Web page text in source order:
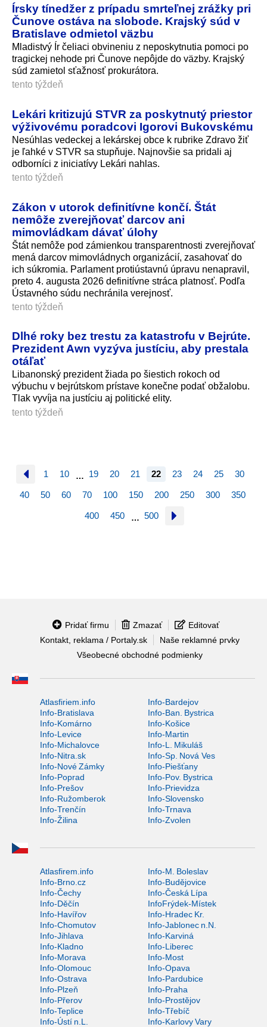
Írsky tínedžer z prípadu smrteľnej zrážky pri
Čunove ostáva na slobode. Krajský súd v
Bratislave odmietol väzbu
Mladistvý Ír čeliaci obvineniu z neposkytnutia pomoci po
tragickej nehode pri Čunove nepôjde do väzby. Krajský
súd zamietol sťažnosť prokurátora.
tento týždeň
Lekári kritizujú STVR za poskytnutý priestor
výživovému poradcovi Igorovi Bukovskému
Nesúhlas vedeckej a lekárskej obce k rubrike Zdravo žiť
je ľahké v STVR sa stupňuje. Najnovšie sa pridali aj
odborníci z iniciatívy Lekári nahlas.
tento týždeň
Zákon v utorok definitívne končí. Štát
nemôže zverejňovať darcov ani
mimovládkam dávať úlohy
Štát nemôže pod zámienkou transparentnosti zverejňovať
mená darcov mimovládnych organizácií, zasahovať do
ich súkromia. Parlament protiústavnú úpravu nenapravil,
preto 4. augusta 2026 definitívne stráca platnosť. Podľa
Ústavného súdu nechránila verejnosť.
tento týždeň
Dlhé roky bez trestu za katastrofu v Bejrúte.
Prezident Awn vyzýva justíciu, aby prestala
otáľať
Libanonský prezident žiada po šiestich rokoch od
výbuchu v bejrútskom prístave konečne podať obžalobu.
Tlak vyvíja na justíciu aj politické elity.
tento týždeň
1 10 … 19 20 21 22 23 24 25 30
40 50 60 70 100 150 200 250 300 350
400 450 … 500
Pridať firmu Zmazať
Editovať
Kontakt, reklama / Portaly.sk
Naše reklamné prvky
Všeobecné obchodné podmienky
Atlasfiriem.info
Info-Bardejov
Info-Bratislava
Info-Ban. Bystrica
Info-Komárno
Info-Košice
Info-Levice
Info-Martin
Info-Michalovce
Info-L. Mikuláš
Info-Nitra.sk
Info-Sp. Nová Ves
Info-Nové Zámky
Info-Piešťany
Info-Poprad
Info-Pov. Bystrica
Info-Prešov
Info-Prievidza
Info-Ružomberok
Info-Slovensko
Info-Trenčín
Info-Trnava
Info-Žilina
Info-Zvolen
Atlasfirem.info
Info-M. Boleslav
Info-Brno.cz
Info-Budějovice
Info-Čechy
Info-Česká Lípa
Info-Děčín
InfoFrýdek-Místek
Info-Havířov
Info-Hradec Kr.
Info-Chomutov
Info-Jablonec n.N.
Info-Jihlava
Info-Karviná
Info-Kladno
Info-Liberec
Info-Morava
Info-Most
Info-Olomouc
Info-Opava
Info-Ostrava
Info-Pardubice
Info-Plzeň
Info-Praha
Info-Přerov
Info-Prostějov
Info-Teplice
Info-Třebíč
Info-Ústí n.L.
Info-Karlovy Vary